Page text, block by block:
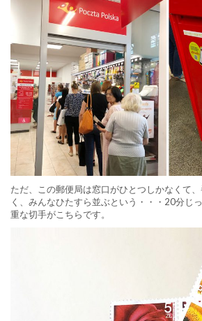
ただ、この郵便局は窓口がひとつしかなくて
く、みんなひたすら並ぶという・・・20分じ
重な切手がこちらです。